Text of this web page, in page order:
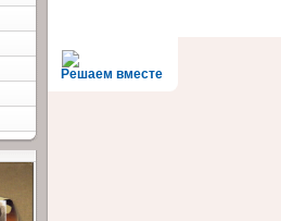
Решаем вместе